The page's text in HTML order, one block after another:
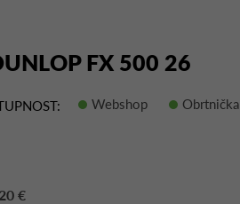
FX 500 26
Webshop Obrtnička
€